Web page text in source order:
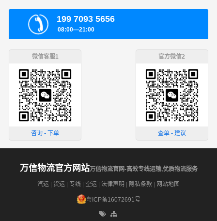
199 7093 5656
08:00—21:00
微信客服1
咨询 ▪ 下单
官方微信2
查单 ▪ 建议
万信物流官方网站万信物流官网-高效专线运输,优质物流服务
汽运 货运 专线 空运 法律声明 隐私条款 网站地图
粤ICP备16072691号